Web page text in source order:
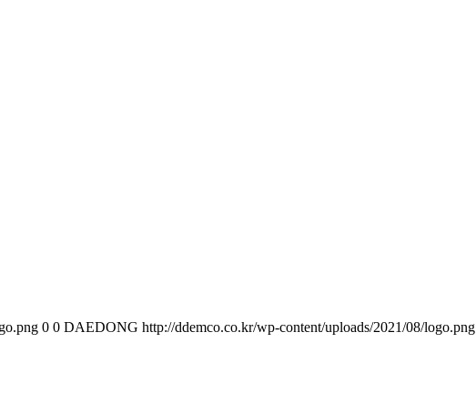
0 0 DAEDONG http://ddemco.co.kr/wp-content/uploads/2021/08/logo.png